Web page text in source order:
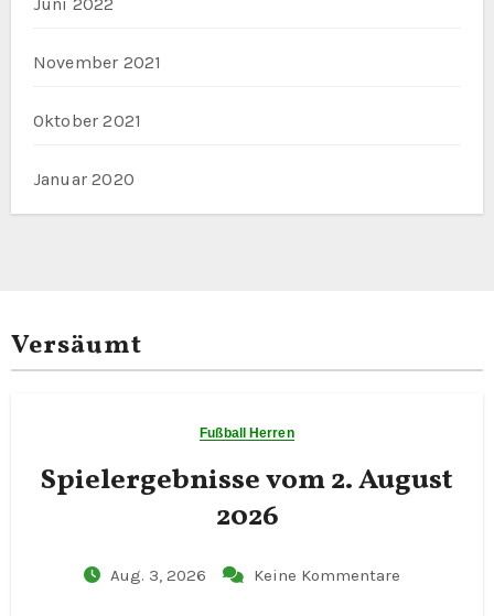
November 2021
Oktober 2021
Januar 2020
Versäumt
Fußball Herren
Spielergebnisse vom 2. August
2026
Aug. 3, 2026 Keine Kommentare